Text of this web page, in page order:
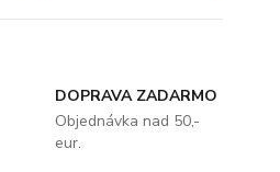
DOPRAVA ZADARMO
Objednávka nad 50,-
eur.